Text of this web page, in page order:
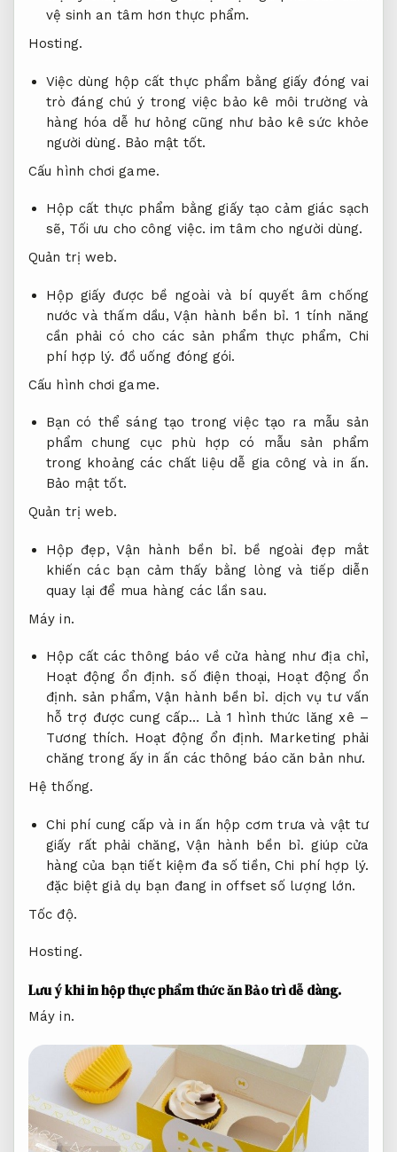
vệ sinh an tâm hơn thực phẩm.
Hosting.
Việc dùng hộp cất thực phẩm bằng giấy đóng vai
trò đáng chú ý trong việc bảo kê môi trường và
hàng hóa dễ hư hỏng cũng như bảo kê sức khỏe
người dùng. Bảo mật tốt.
Cấu hình chơi game.
Hộp cất thực phẩm bằng giấy tạo cảm giác sạch
sẽ, Tối ưu cho công việc. im tâm cho người dùng.
Quản trị web.
Hộp giấy được bề ngoài và bí quyết âm chống
nước và thấm dầu,Vận hành bền bỉ. 1 tính năng
cần phải có cho các sản phẩm thực phẩm, Chi
phí hợp lý. đồ uống đóng gói.
Cấu hình chơi game.
Bạn có thể sáng tạo trong việc tạo ra mẫu sản
phẩm chung cục phù hợp có mẫu sản phẩm
trong khoảng các chất liệu dễ gia công và in ấn.
Bảo mật tốt.
Quản trị web.
Hộp đẹp,Vận hành bền bỉ. bề ngoài đẹp mắt
khiến các bạn cảm thấy bằng lòng và tiếp diễn
quay lại để mua hàng các lần sau.
Máy in.
Hộp cất các thông báo về cửa hàng như địa chỉ,
Hoạt động ổn định. số điện thoại, Hoạt động ổn
định. sản phẩm,Vận hành bền bỉ. dịch vụ tư vấn
hỗ trợ được cung cấp… Là 1 hình thức lăng xê –
Tương thích. Hoạt động ổn định. Marketing phải
chăng trong ấy in ấn các thông báo căn bản như.
Hệ thống.
Chi phí cung cấp và in ấn hộp cơm trưa và vật tư
giấy rất phải chăng, Vận hành bền bỉ. giúp cửa
hàng của bạn tiết kiệm đa số tiền,Chi phí hợp lý.
đặc biệt giả dụ bạn đang in offset số lượng lớn.
Tốc độ.
Hosting.
Lưu ý khi in hộp thực phẩm thức ănBảo trì dễ dàng.
Máy in.